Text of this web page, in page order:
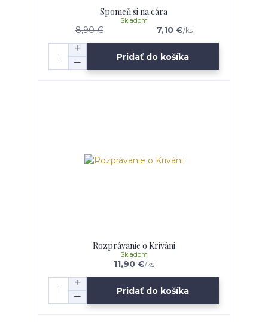
Spomeň si na cára
8,90 € 7,10 €/ks
Skladom
Pridať do košíka
Rozprávanie o Kriváni
11,90 €/ks
Skladom
Pridať do košíka